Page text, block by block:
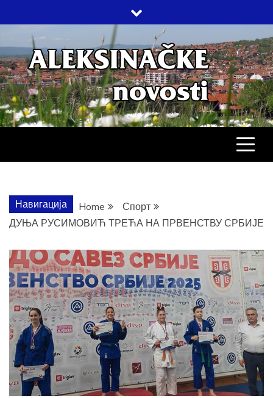
to
content
НОВОСТИ
ДРУШТВО, КУЛТУРА, ЕКОНОМИЈА,
СПОРТ, ПОСЛОВНИ ИМЕНИК,
Навигација Home
Спорт
ДУЊА РУСИМОВИЋ ТРЕЋА НА ПРВЕНСТВУ СРБИЈЕ